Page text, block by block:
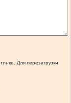
Для перезагрузки